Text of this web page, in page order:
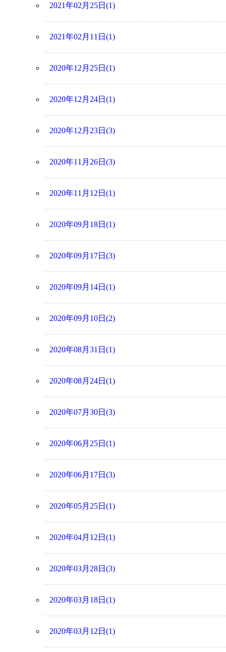
2021年02月25日(1)
2021年02月11日(1)
2020年12月25日(1)
2020年12月24日(1)
2020年12月23日(3)
2020年11月26日(3)
2020年11月12日(1)
2020年09月18日(1)
2020年09月17日(3)
2020年09月14日(1)
2020年09月10日(2)
2020年08月31日(1)
2020年08月24日(1)
2020年07月30日(3)
2020年06月25日(1)
2020年06月17日(3)
2020年05月25日(1)
2020年04月12日(1)
2020年03月28日(3)
2020年03月18日(1)
2020年03月12日(1)